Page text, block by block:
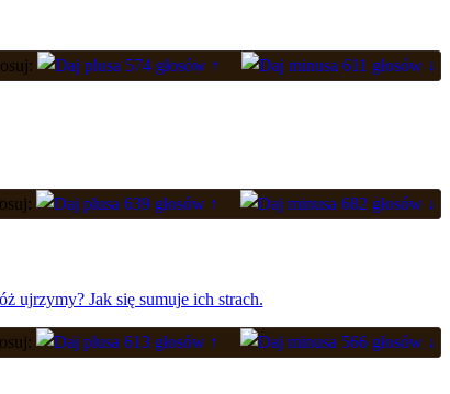
574 głosów ↑ 611 głosów ↓
639 głosów ↑ 682 głosów ↓
ujrzymy? Jak się sumuje ich strach.
613 głosów ↑ 566 głosów ↓